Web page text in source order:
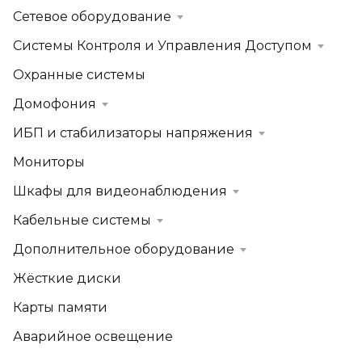
Сетевое оборудование
Системы Контроля и Управления Доступом
Охранные системы
Домофония
ИБП и стабилизаторы напряжения
Мониторы
Шкафы для видеонаблюдения
Кабельные системы
Дополнительное оборудование
Жёсткие диски
Карты памяти
Аварийное освещение